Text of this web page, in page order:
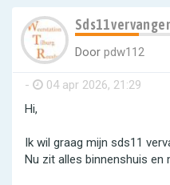
Sds11
Door pdw112
- 04 apr 2026, 21:29
Hi,
Ik wil graag mijn sds11
Nu zit alles binnenshuis en